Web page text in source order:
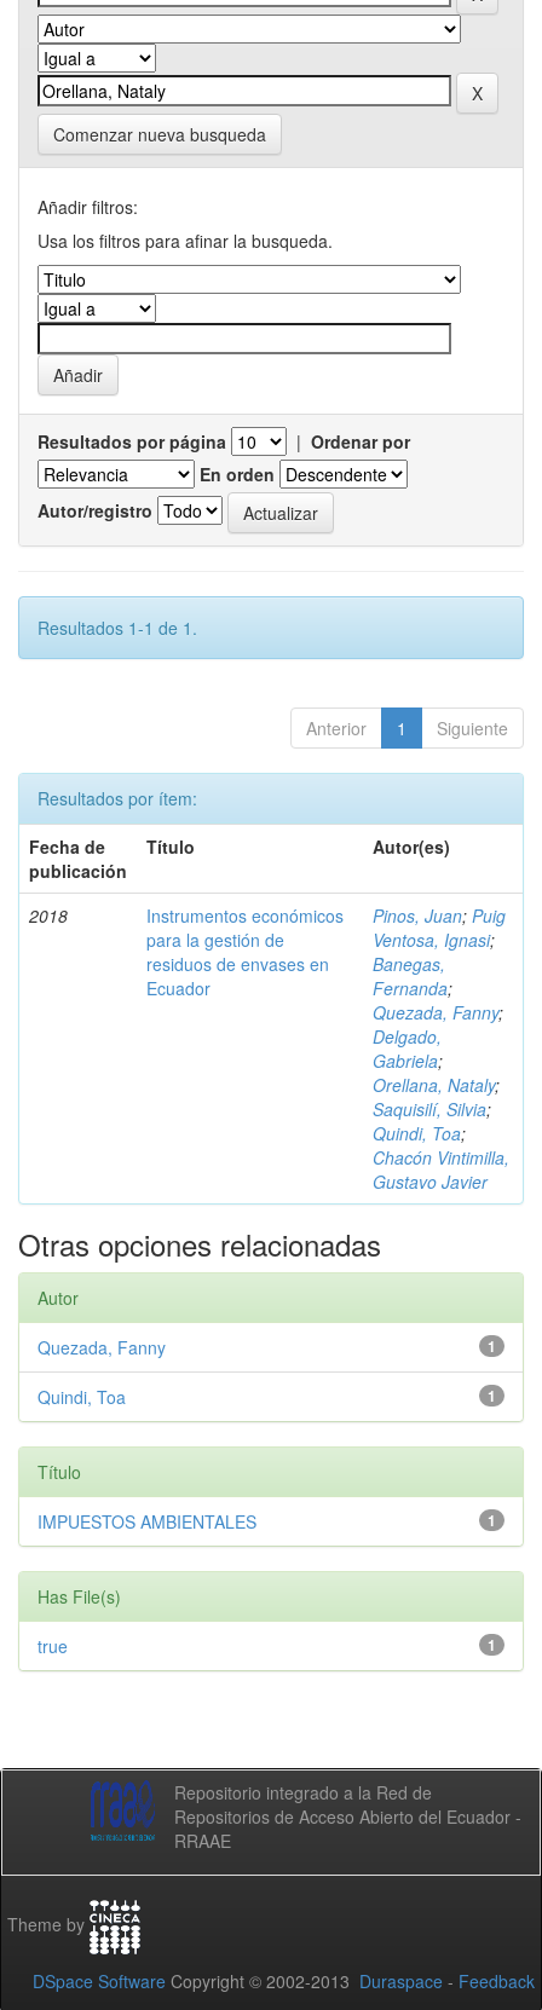
Comenzar nueva busqueda
Añadir filtros:
Usa los filtros para afinar la busqueda.
Resultados por página | Ordenar por
En orden
Autor/registro
Resultados 1-1 de 1.
Anterior 1 Siguiente
Resultados por ítem:
Fecha de
publicación
Título Autor(es)
2018
Instrumentos económicos
para la gestión de
residuos de envases en
Ecuador
Pinos, Juan; Puig
Ventosa, Ignasi;
Banegas,
Fernanda;
Quezada, Fanny;
Delgado,
Gabriela;
Orellana, Nataly;
Saquisilí, Silvia;
Quindi, Toa;
Chacón Vintimilla,
Gustavo Javier
Otras opciones relacionadas
Autor
1
Quezada, Fanny
1
Quindi, Toa
Título
1
IMPUESTOS AMBIENTALES
Has File(s)
1
true
Repositorio integrado a la Red de
Repositorios de Acceso Abierto del Ecuador -
RRAAE
Theme by
DSpace Software Copyright © 2002-2013 Duraspace - Feedback